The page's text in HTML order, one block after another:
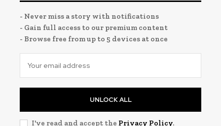
- Never miss a story with notifications
- Gain full access to our premium content
- Browse free from up to 5 devices at once
UNLOCK ALL
I've read and accept the Privacy Policy.